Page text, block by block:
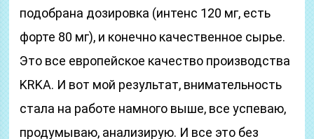
подобрана дозировка (интенс 120 мг, есть
форте 80 мг), и конечно качественное сырье.
Это все европейское качество производства
KRKA. И вот мой результат, внимательность
стала на работе намного выше, все успеваю,
продумываю, анализирую. И все это без